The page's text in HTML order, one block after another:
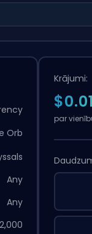
Orb
Any
Any
2,000
Krājumi:
par